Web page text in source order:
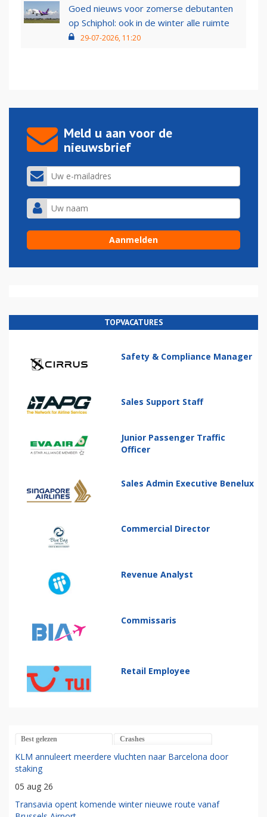
Goed nieuws voor zomerse debutanten
op Schiphol: ook in de winter alle ruimte
29-07-2026, 11:20
Meld u aan voor de
nieuwsbrief
TOPVACATURES
Safety & Compliance Manager
Sales Support Staff
Junior Passenger Traffic
Officer
Sales Admin Executive Benelux
Commercial Director
Revenue Analyst
Commissaris
Retail Employee
Best gelezen Crashes
KLM annuleert meerdere vluchten naar Barcelona door
staking
05 aug 26
Transavia opent komende winter nieuwe route vanaf